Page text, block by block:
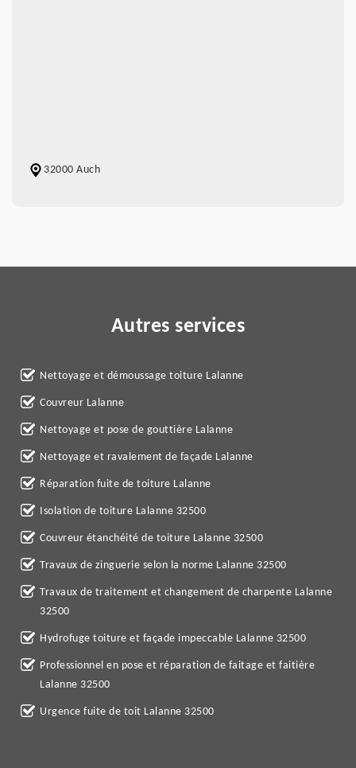
32000 Auch
Autres services
Nettoyage et démoussage toiture Lalanne
Couvreur Lalanne
Nettoyage et pose de gouttière Lalanne
Nettoyage et ravalement de façade Lalanne
Réparation fuite de toiture Lalanne
Isolation de toiture Lalanne 32500
Couvreur étanchéité de toiture Lalanne 32500
Travaux de zinguerie selon la norme Lalanne 32500
Travaux de traitement et changement de charpente Lalanne
32500
Hydrofuge toiture et façade impeccable Lalanne 32500
Professionnel en pose et réparation de faitage et faitière
Lalanne 32500
Urgence fuite de toit Lalanne 32500